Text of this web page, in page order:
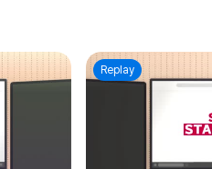
Replay